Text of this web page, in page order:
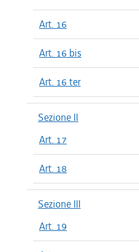
Art. 16
Art. 16 bis
Art. 16 ter
Sezione II
Art. 17
Art. 18
Sezione III
Art. 19